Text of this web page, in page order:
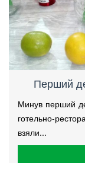
Перший
Минув перший
готельно-
взяли...